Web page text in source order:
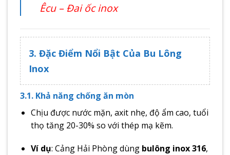
Êcu – Đai ốc inox
3. Đặc Điểm Nổi Bật Của Bu Lông
Inox
3.1. Khả năng chống ăn mòn
Chịu được nước mặn, axit nhẹ, độ ẩm cao, tuổi
thọ tăng 20-30% so với thép mạ kẽm.
Ví dụ: Cảng Hải Phòng dùng bulông inox 316,